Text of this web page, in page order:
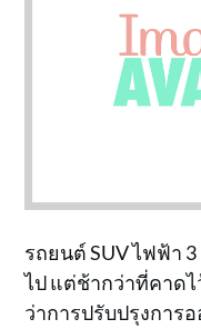
รถยนต์ SUV ไฟฟ้า
ไป แต่ช้ากว่าที่คาดไ
ว่าการปรับปรุงการ